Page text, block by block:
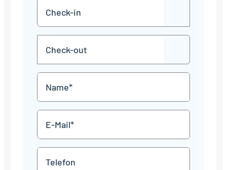
in
TT
Punkt
MM
JJJJ
TT
Punkt
MM
JJJJ
Mail
*